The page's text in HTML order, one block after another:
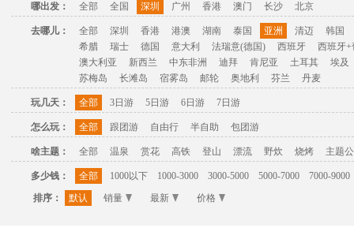
哪出发：
全部 全国 深圳 广州 香港 澳门 长沙 北京
去哪儿： 全部 深圳 香港 港澳 湖南 泰国 亚洲 清迈
韩国
希腊
瑞士 德国 意大利 法瑞意(德国) 西班牙
西班牙+
澳大利亚
新西兰 中东非洲 迪拜 肯尼亚 土耳其
埃及
苏梅岛
长滩岛 宿雾岛 邮轮 奥地利 芬兰 丹麦
玩几天： 全部 3日游 5日游 6日游 7日游
怎么玩： 全部 跟团游 自由行 半自助 包团游
啥主题： 全部 温泉 赏花 高铁 登山 漂流 野炊 烧烤 主题
多少钱： 全部 1000以下 1000-3000 3000-5000 5000-7000
7000-9000
排序：
默认 销量 最新 价格